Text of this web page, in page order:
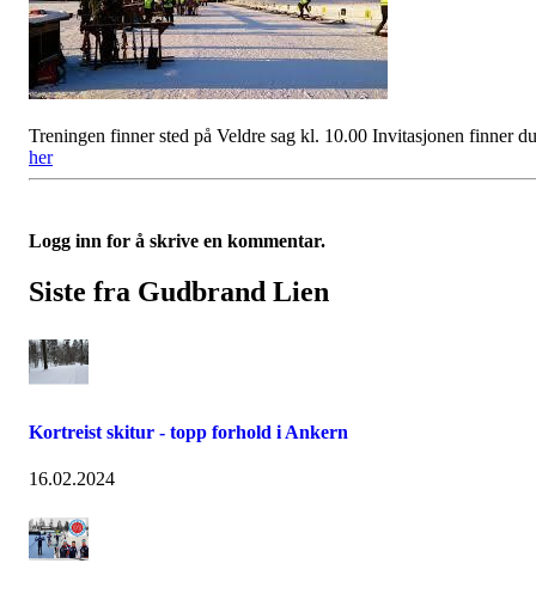
Treningen finner sted på Veldre sag kl. 10.00 Invitasjonen finner du
her
Logg inn for å skrive en kommentar.
Siste fra Gudbrand Lien
Kortreist skitur - topp forhold i Ankern
16.02.2024